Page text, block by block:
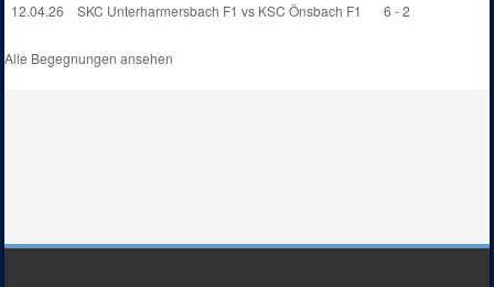
12.04.26 SKC Unterharmersbach F1 vs KSC Önsbach F1 6 - 2
Alle Begegnungen ansehen